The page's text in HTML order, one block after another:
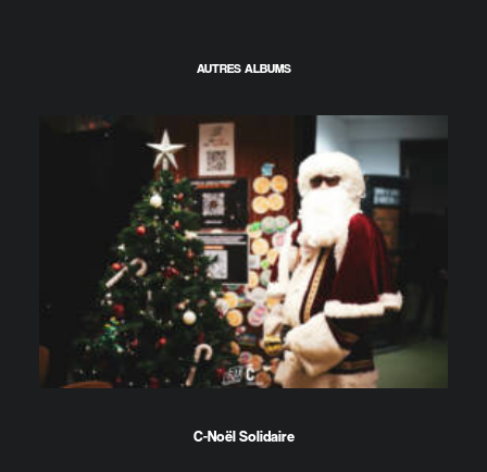
AUTRES ALBUMS
C-Noël Solidaire